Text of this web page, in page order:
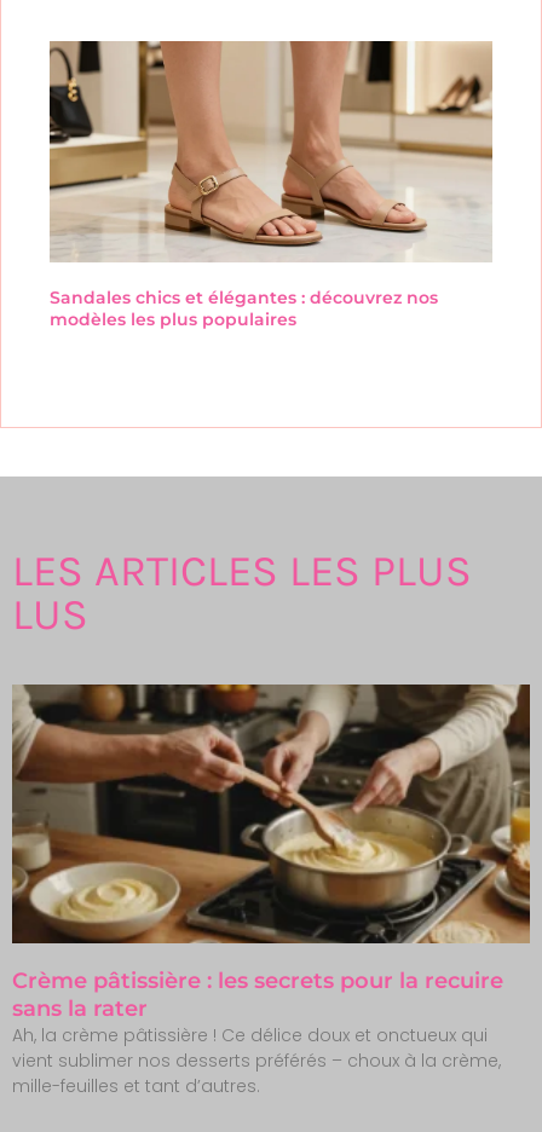
Sandales chics et élégantes : découvrez nos
modèles les plus populaires
LES ARTICLES LES PLUS
LUS
Crème pâtissière : les secrets pour la recuire
sans la rater
Ah, la crème pâtissière ! Ce délice doux et onctueux qui
vient sublimer nos desserts préférés – choux à la crème,
mille-feuilles et tant d’autres.